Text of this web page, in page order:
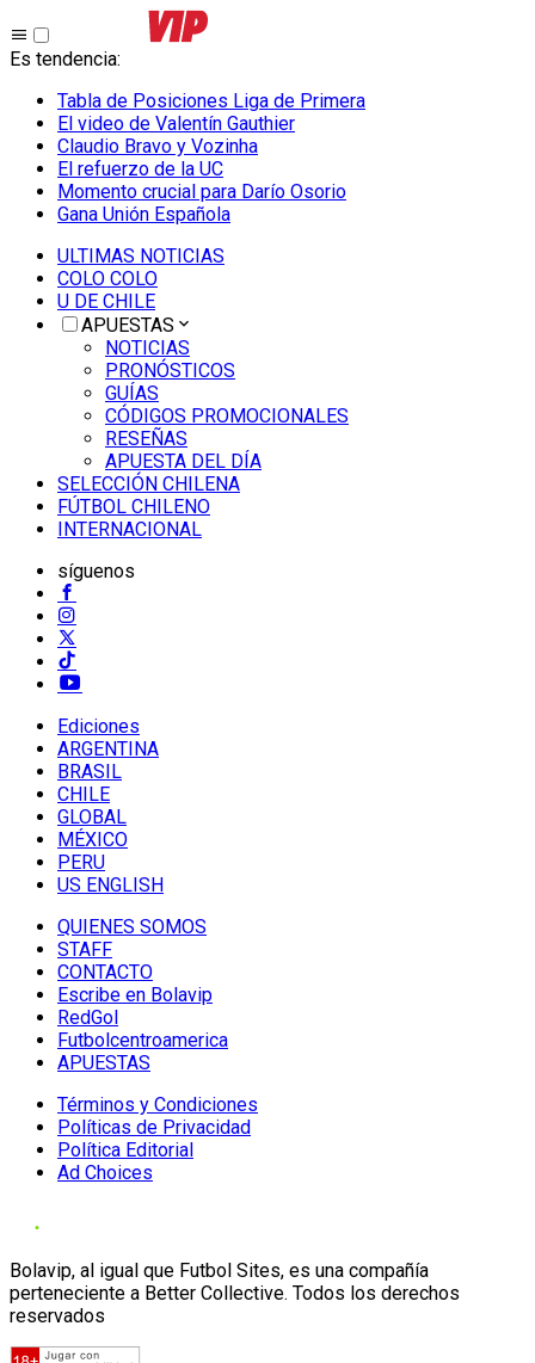
Es tendencia:
Tabla de Posiciones Liga de Primera
El video de Valentín Gauthier
Claudio Bravo y Vozinha
El refuerzo de la UC
Momento crucial para Darío Osorio
Gana Unión Española
ULTIMAS NOTICIAS
COLO COLO
U DE CHILE
APUESTAS
NOTICIAS
PRONÓSTICOS
GUÍAS
CÓDIGOS PROMOCIONALES
RESEÑAS
APUESTA DEL DÍA
SELECCIÓN CHILENA
FÚTBOL CHILENO
INTERNACIONAL
síguenos
Ediciones
ARGENTINA
BRASIL
CHILE
GLOBAL
MÉXICO
PERU
US ENGLISH
QUIENES SOMOS
STAFF
CONTACTO
Escribe en Bolavip
RedGol
Futbolcentroamerica
APUESTAS
Términos y Condiciones
Políticas de Privacidad
Política Editorial
Ad Choices
Bolavip, al igual que Futbol Sites, es una compañía
perteneciente a Better Collective. Todos los derechos
reservados